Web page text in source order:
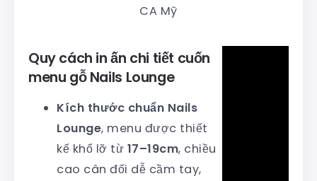
CA Mỹ
Quy cách in ấn chi tiết cuốn
menu gỗ Nails Lounge
Kích thước chuẩn Nails
Lounge, menu được thiết
kế khổ lỡ từ 17–19cm, chiều
cao cân đối dễ cầm tay,